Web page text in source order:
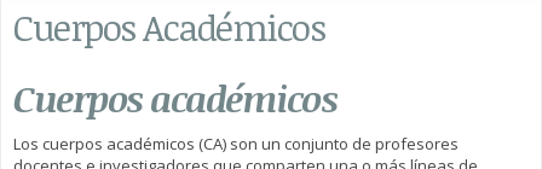
Cuerpos Académicos
Cuerpos académicos
Los cuerpos académicos (CA) son un conjunto de profesores